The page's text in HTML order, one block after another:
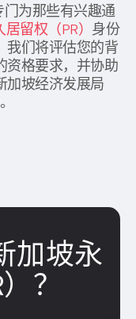
为那些有兴趣通
留权（PR） 身份
我们将评估您的背
资格要求，并协助
加坡经济发展局
加坡永
？